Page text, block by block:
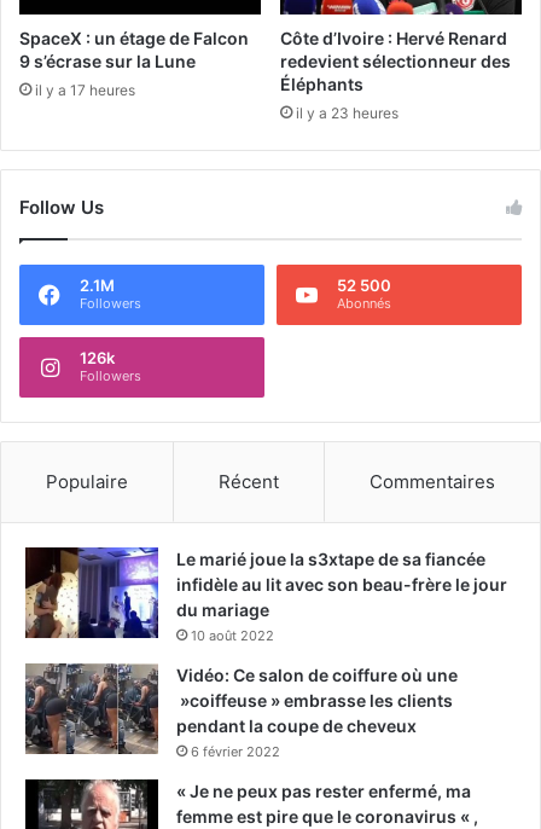
SpaceX : un étage de Falcon
9 s’écrase sur la Lune
il y a 17 heures
Côte d’Ivoire : Hervé Renard
redevient sélectionneur des
Éléphants
il y a 23 heures
Follow Us
2.1M
Followers
52 500
Abonnés
126k
Followers
Populaire Récent Commentaires
Le marié joue la s3xtape de sa fiancée
infidèle au lit avec son beau-frère le jour
du mariage
10 août 2022
Vidéo: Ce salon de coiffure où une
»coiffeuse » embrasse les clients
pendant la coupe de cheveux
6 février 2022
« Je ne peux pas rester enfermé, ma
femme est pire que le coronavirus « ,